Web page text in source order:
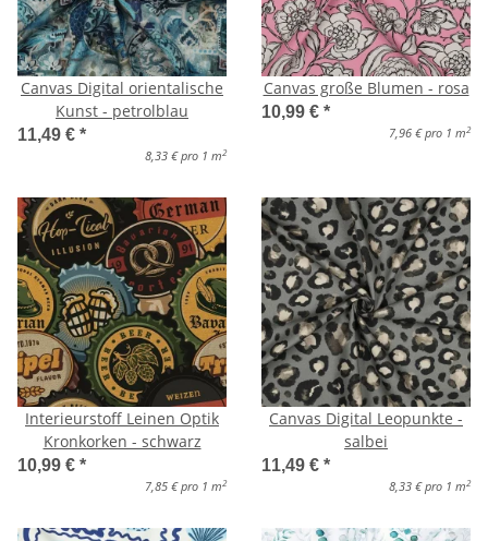
Canvas Digital orientalische
Kunst - petrolblau
11,49 € *
8,33 € pro 1 m 2
Canvas große Blumen - rosa
10,99 € *
7,96 € pro 1 m 2
Interieurstoff Leinen Optik
Kronkorken - schwarz
10,99 € *
7,85 € pro 1 m 2
Canvas Digital Leopunkte -
salbei
11,49 € *
8,33 € pro 1 m 2